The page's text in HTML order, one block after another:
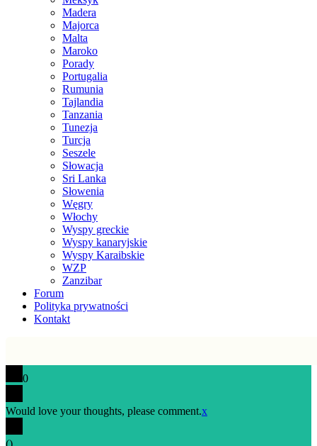
Madera
Majorca
Malta
Maroko
Porady
Portugalia
Rumunia
Tajlandia
Tanzania
Tunezja
Turcja
Seszele
Słowacja
Sri Lanka
Słowenia
Węgry
Włochy
Wyspy greckie
Wyspy kanaryjskie
Wyspy Karaibskie
WZP
Zanzibar
Forum
Polityka prywatności
Kontakt
0
Would love your thoughts, please comment.x